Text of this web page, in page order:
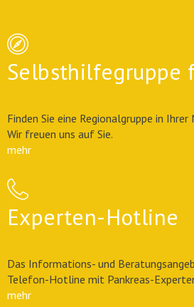
Selbsthilfegruppe
Finden Sie eine Regionalgruppe in Ihrer
Wir freuen uns auf Sie.
mehr
Experten-Hotline
Das Informations- und
Telefon-Hotline mit Pankreas-
mehr